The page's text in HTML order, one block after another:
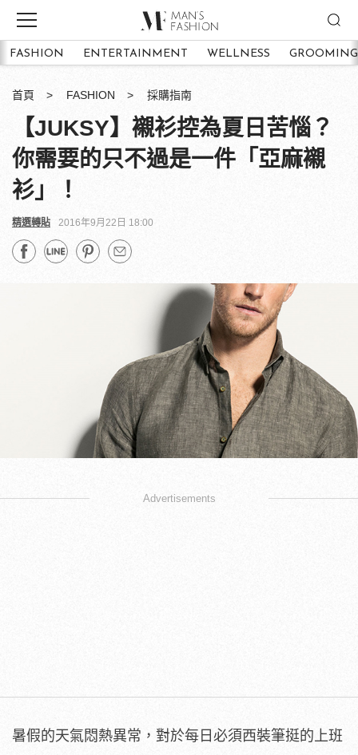
FASHION ENTERTAINMENT WELLNESS GROOMING
首頁 FASHION 採購指南
【JUKSY】襯衫控為夏日苦惱？
你需要的只不過是一件「亞麻襯
衫」！
精選轉貼 2016年9月22日 18:00
Advertisements
暑假的天氣悶熱異常，對於每日必須西裝筆挺的上班